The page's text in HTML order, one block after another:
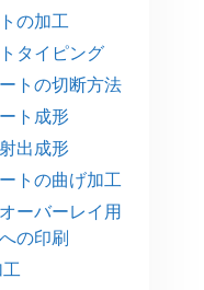
の加工
タイピング
トの切断方法
ト成形
出成形
トの曲げ加工
ーバーレイ用
の印刷